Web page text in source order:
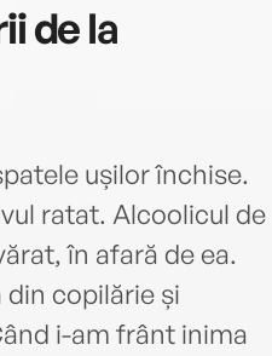
de la
ușilor închise.
ratat. Alcoolicul de
în afară de ea.
din copilărie și
i-am frânt inima